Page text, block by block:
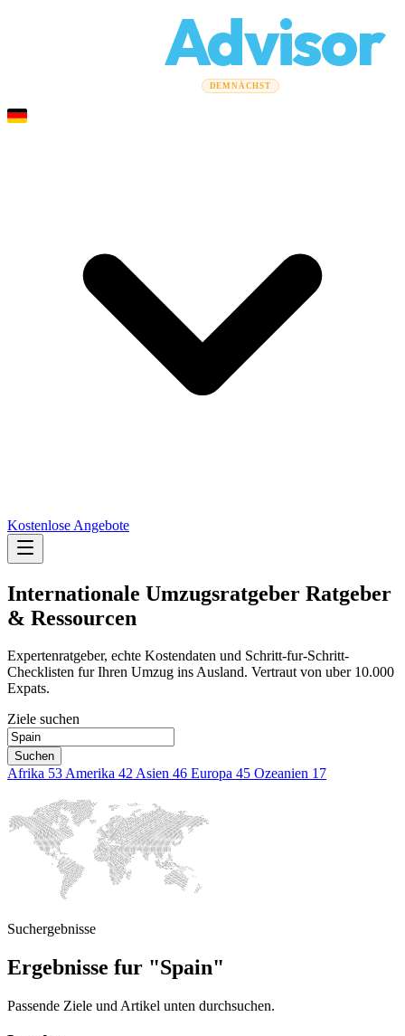
Advisor
DEMNÄCHST
Kostenlose Angebote
Internationale Umzugsratgeber Ratgeber
& Ressourcen
Expertenratgeber, echte Kostendaten und Schritt-fur-Schritt-
Checklisten fur Ihren Umzug ins Ausland. Vertraut von uber 10.000
Expats.
Ziele suchen
Suchen
Afrika 53Amerika 42Asien 46 Europa 45 Ozeanien 17
Suchergebnisse
Ergebnisse fur "Spain"
Passende Ziele und Artikel unten durchsuchen.